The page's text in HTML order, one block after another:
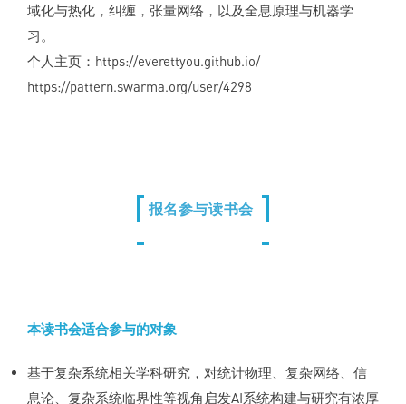
域化与热化，纠缠，张量网络，以及全息原理与机器学
习。
个人主页：https://everettyou.github.io/
https://pattern.swarma.org/user/4298
报名参与读书会
本读书会适合参与的对象
基于复杂系统相关学科研究，对统计物理、复杂网络、信
息论、复杂系统临界性等视角启发AI系统构建与研究有浓厚